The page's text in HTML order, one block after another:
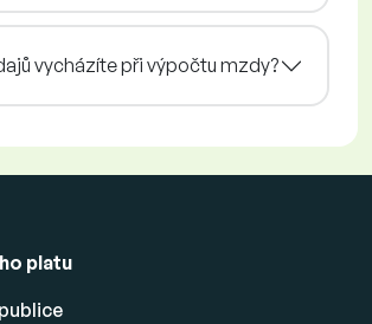
vycházíte při výpočtu mzdy?
platu